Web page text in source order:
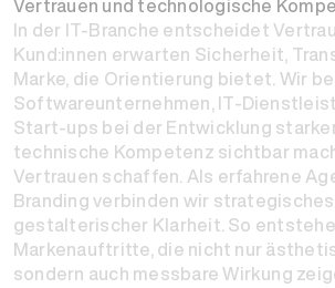
Vertrauen und technologische
In der IT-Branche entscheidet
Kund:innen erwarten Sicherheit,
Marke, die Orientierung bietet. Wir
Softwareunternehmen, IT-
Start-ups bei der Entwicklung
technische Kompetenz sichtbar
Vertrauen schaffen. Als erfahrene
Branding verbinden wir
gestalterischer Klarheit. So
Markenauftritte, die nicht nur
sondern auch messbare Wirkung